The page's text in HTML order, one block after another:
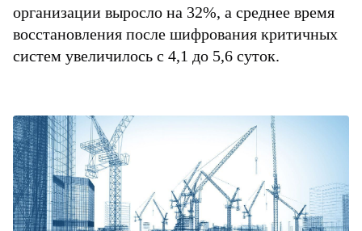
организации выросло на 32%, а среднее время
восстановления после шифрования критичных
систем увеличилось с 4,1 до 5,6 суток.